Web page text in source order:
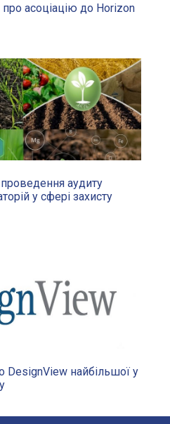
про асоціацію до Horizon
аудиту
у сфері захисту
DesignView найбільшої у